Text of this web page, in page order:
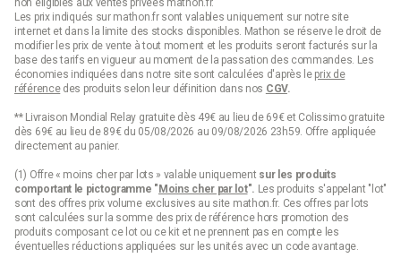
Les prix indiqués sur mathon.fr sont valables uniquement sur notre site
internet et dans la limite des stocks disponibles. Mathon se réserve le droit de
modifier les prix de vente à tout moment et les produits seront facturés sur la
base des tarifs en vigueur au moment de la passation des commandes. Les
économies indiquées dans notre site sont calculées d'après le prix de
référencedes produits selon leur définition dans nos CGV.
** Livraison Mondial Relay gratuite dès 49€ au lieu de 69€ et Colissimo gratuite
dès 69€ au lieu de 89€ du 05/08/2026 au 09/08/2026 23h59. Offre appliquée
directement au panier.
(1) Offre « moins cher par lots » valable uniquement sur les produits
comportant le pictogramme "Moins cher par lot". Les produits s'appelant "lot"
sont des offres prix volume exclusives au site mathon.fr. Ces offres par lots
sont calculées sur la somme des prix de référence hors promotion des
produits composant ce lot ou ce kit et ne prennent pas en compte les
éventuelles réductions appliquées sur les unités avec un code avantage.